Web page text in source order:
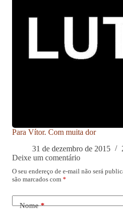
Para Vítor. Com muita dor
31 de dezembro de 2015
Deixe um comentário
O seu endereço de e-mail não será
são marcados com *
Nome*